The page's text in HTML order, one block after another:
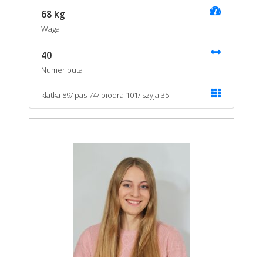
68 kg
Waga
40
Numer buta
klatka 89/ pas 74/ biodra 101/ szyja 35